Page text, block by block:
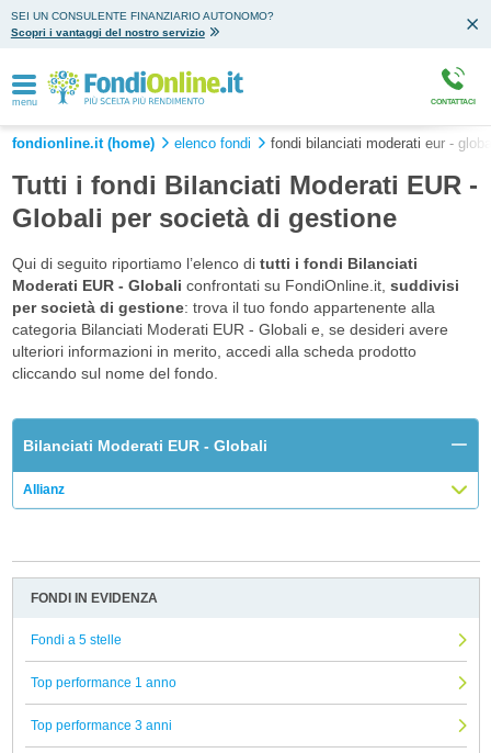
SEI UN CONSULENTE FINANZIARIO AUTONOMO?
Scopri i vantaggi del nostro servizio
menu CONTATTACI
fondionline.it (home) elenco fondi fondi bilanciati moderati eur -
Tutti i fondi Bilanciati Moderati EUR -
Globali per società di gestione
Qui di seguito riportiamo l’elenco di tutti i fondi Bilanciati
Moderati EUR - Globali confrontati su FondiOnline.it, suddivisi
per società di gestione: trova il tuo fondo appartenente alla
categoria Bilanciati Moderati EUR - Globali e, se desideri avere
ulteriori informazioni in merito, accedi alla scheda prodotto
cliccando sul nome del fondo.
Bilanciati Moderati EUR - Globali
Allianz
FONDI IN EVIDENZA
Fondi a 5 stelle
Top performance 1 anno
Top performance 3 anni